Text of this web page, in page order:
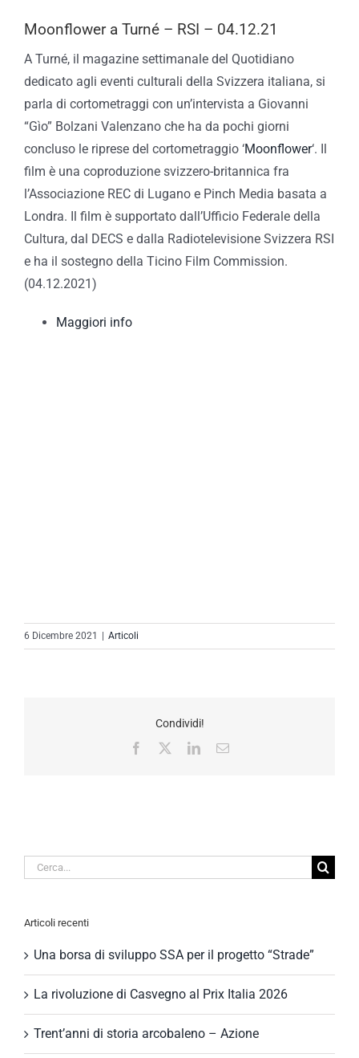
Moonflower a Turné – RSI – 04.12.21
A Turné, il magazine settimanale del Quotidiano
dedicato agli eventi culturali della Svizzera italiana, si
parla di cortometraggi con un’intervista a Giovanni
“Gìo” Bolzani Valenzano che ha da pochi giorni
concluso le riprese del cortometraggio ‘Moonflower‘. Il
film è una coproduzione svizzero-britannica fra
l’Associazione REC di Lugano e Pinch Media basata a
Londra. Il film è supportato dall’Ufficio Federale della
Cultura, dal DECS e dalla Radiotelevisione Svizzera RSI
e ha il sostegno della Ticino Film Commission.
(04.12.2021)
Maggiori info
6 Dicembre 2021 Articoli
Condividi!
Facebook
LinkedInEmail
Cerca
Articoli recenti
Una borsa di sviluppo SSA per il progetto “Strade”
La rivoluzione di Casvegno al Prix Italia 2026
Trent’anni di storia arcobaleno – Azione